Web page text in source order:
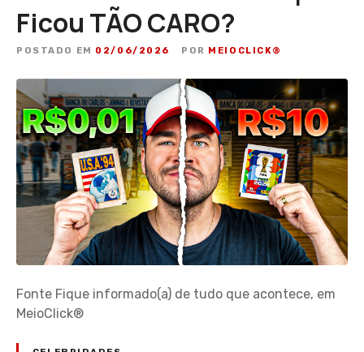
Ficou TÃO CARO?
POSTADO EM 02/06/2026 POR MEIOCLICK®
Fonte Fique informado(a) de tudo que acontece, em
MeioClick®